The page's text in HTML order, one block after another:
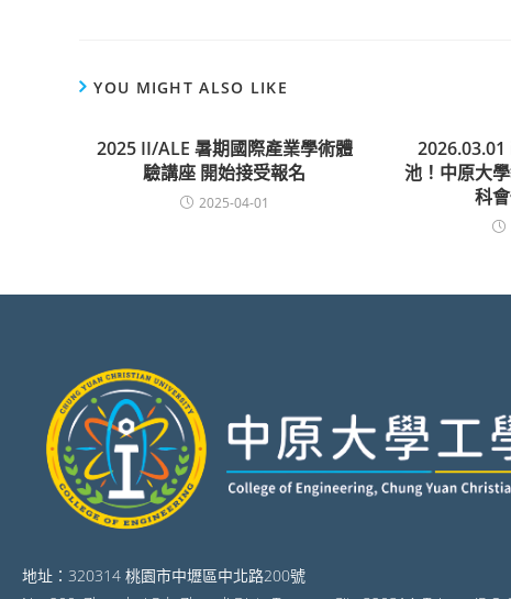
YOU MIGHT ALSO LIKE
2025 II/ALE 暑期國際產業學術體
驗講座 開始接受報名
2025-04-01
池！中原大
科
地址：320314 桃園市中壢區中北路200號